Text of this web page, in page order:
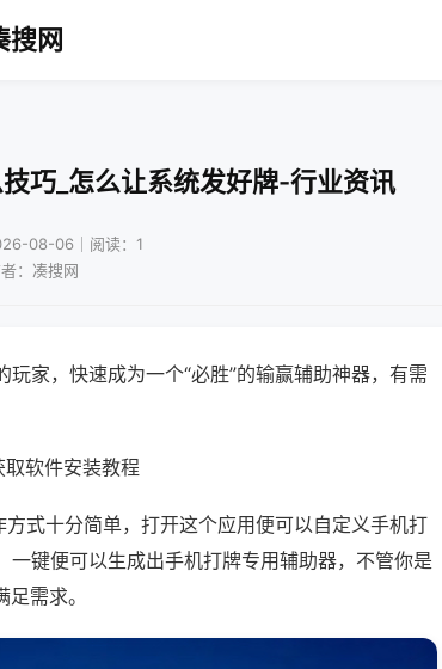
搜网
巧_怎么让系统发好牌-行业资讯
08-06｜阅读：1
：凑搜网
家，快速成为一个“必胜”的输赢辅助神器，有需
软件安装教程
式十分简单，打开这个应用便可以自定义手机打
键便可以生成出手机打牌专用辅助器，不管你是
需求。